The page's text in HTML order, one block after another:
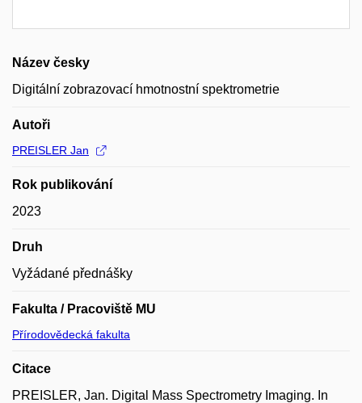
Název česky
Digitální zobrazovací hmotnostní spektrometrie
Autoři
PREISLER Jan
Rok publikování
2023
Druh
Vyžádané přednášky
Fakulta / Pracoviště MU
Přírodovědecká fakulta
Citace
PREISLER, Jan. Digital Mass Spectrometry Imaging. In